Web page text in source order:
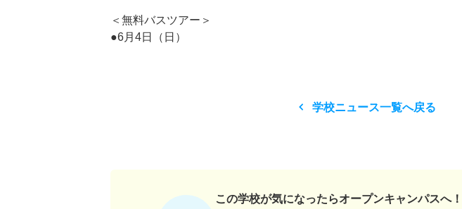
＜無料バスツアー＞
●6月4日（日）
学校ニュース一覧へ戻る
この学校が気になったらオープンキャンパスへ！